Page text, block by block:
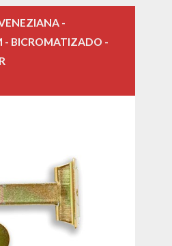
-
- BICROMATIZADO -